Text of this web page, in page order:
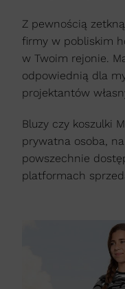
Z pewnością
firmy w pobliskim
w Twoim rejonie.
odpowiednią dla
projektantów
Bluzy czy koszulki
prywatna osoba,
powszechnie
platformach